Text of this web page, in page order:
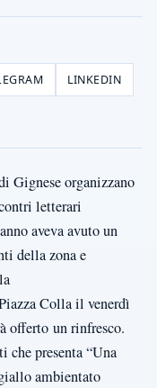
LINKEDIN
Gignese organizzano
letterari
aveva avuto un
della zona e
Colla il venerdì
offerto un rinfresco.
presenta “Una
ambientato